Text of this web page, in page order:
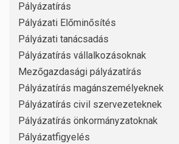
Pályázatírás
Pályázati Előminősítés
Pályázati tanácsadás
Pályázatírás vállalkozásoknak
Mezőgazdasági pályázatírás
Pályázatírás magánszemélyeknek
Pályázatírás civil szervezeteknek
Pályázatírás önkormányzatoknak
Pályázatfigyelés